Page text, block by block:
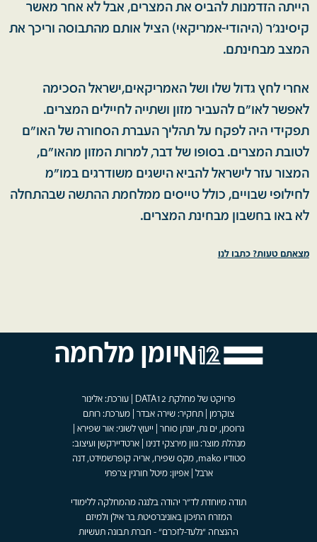
הייתה הזדמנות להביס את המצרים, אבל לא אחר מאשר
קיסינג'ר (היהודי-אמריקאי) הציל אותם מהתבוסה וריכך את
המצב מבחינתם.
אחרי לחץ גדול שלו ושל האמריקאים,ישראל הסכימה
לאפשר לאו"ם להעביר מזון ושתייה לחיילים המצרים.
תפקידי היה לפקח על תהליך העברת הסחורה של האו"ם
לטובת המצרים. בסופו של דבר, למרות המזון מהאו"ם,
המצור עזר לישראל להביא הישגים משודרגים במו"מ
לחילופי שבויים, כולל טייסים ממלחמת ההתשה שבהתחלה
לא באו בחשבון מבחינת המצרים.
מצאתם טעות? כתבו לנו
יומן מלחמה
פרויקט של מחלקת DATA12 | עורכת: אלינור
צוקרמן | תחקיר: שירה אבדר | מערכת: רותם
גרוסמן, ים גת, יונתן סוחר | ייעוץ לשוני: אור שפירא |
מנהלת מוצר: גוון מירצקי דנינו | ארטדיירקשן ועיצוב:
סטודיו mako, מקס שפירו, אריה קופרשמידט, דנה
ארבל | אפיון: מיטל חורגין צרפתי
תודה מיוחדת לד"ר יהודה בלנגה מהמחלקה ללימודי
המזרח התיכון באוניברסיטת בר אילן ולמיזם
ההנצחה "גלעד-לזכרם" - חברת תבונה תעשיות